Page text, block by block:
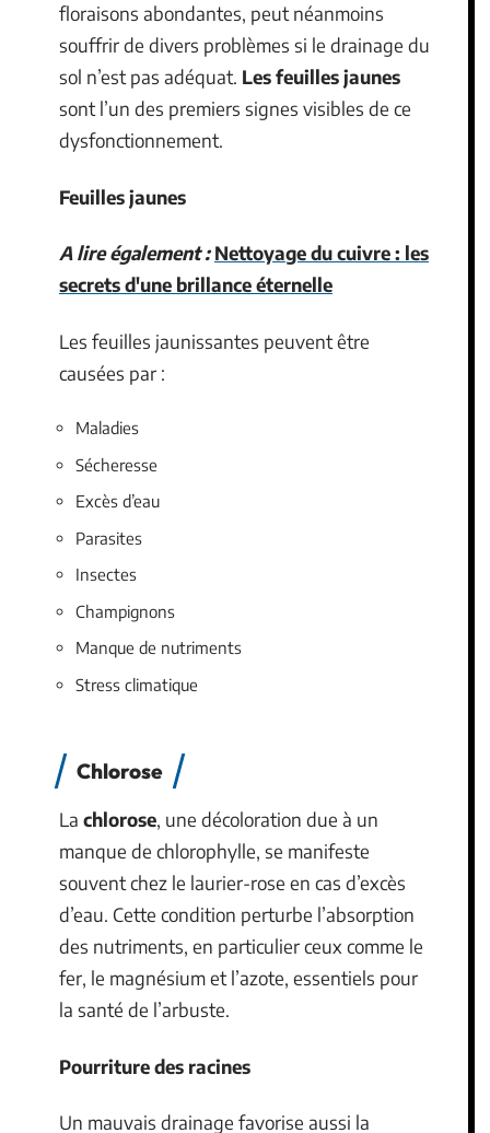
floraisons abondantes, peut néanmoins
souffrir de divers problèmes si le drainage du
sol n’est pas adéquat. Les feuilles jaunes
sont l’un des premiers signes visibles de ce
dysfonctionnement.
Feuilles jaunes
A lire également : Nettoyage du cuivre : les
secrets d'une brillance éternelle
Les feuilles jaunissantes peuvent être
causées par :
Maladies
Sécheresse
Excès d’eau
Parasites
Insectes
Champignons
Manque de nutriments
Stress climatique
Chlorose
La chlorose, une décoloration due à un
manque de chlorophylle, se manifeste
souvent chez le laurier-rose en cas d’excès
d’eau. Cette condition perturbe l’absorption
des nutriments, en particulier ceux comme le
fer, le magnésium et l’azote, essentiels pour
la santé de l’arbuste.
Pourriture des racines
Un mauvais drainage favorise aussi la